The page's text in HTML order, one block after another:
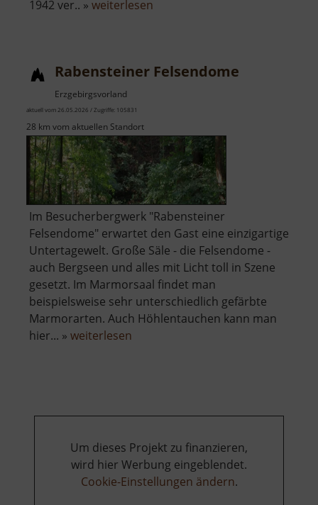
1942 ver.. » weiterlesen
Rabensteiner Felsendome
Erzgebirgsvorland
aktuell vom 26.05.2026 / Zugriffe: 105831
28 km vom aktuellen Standort
Im Besucherbergwerk "Rabensteiner
Felsendome" erwartet den Gast eine einzigartige
Untertagewelt. Große Säle - die Felsendome -
auch Bergseen und alles mit Licht toll in Szene
gesetzt. Im Marmorsaal findet man
beispielsweise sehr unterschiedlich gefärbte
Marmorarten. Auch Höhlentauchen kann man
hier... » weiterlesen
Um dieses Projekt zu finanzieren,
wird hier Werbung eingeblendet.
Cookie-Einstellungen ändern.